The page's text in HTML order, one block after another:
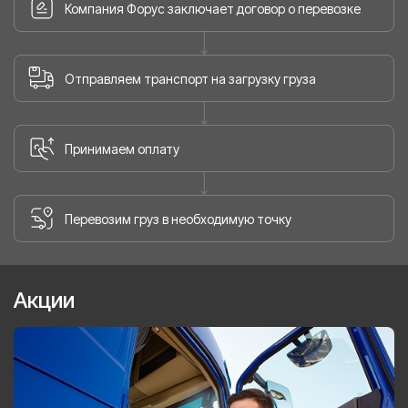
Компания Форус заключает договор о перевозке
Отправляем транспорт на загрузку груза
Принимаем оплату
Перевозим груз в необходимую точку
Акции